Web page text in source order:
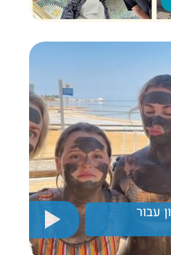
עבור
לבניית טיול נכון עבור